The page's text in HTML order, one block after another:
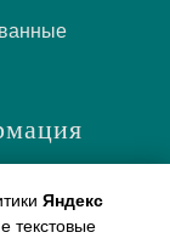
Яндекс
текстовые